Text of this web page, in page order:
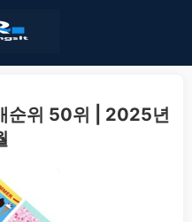
순위 50위 | 2025년